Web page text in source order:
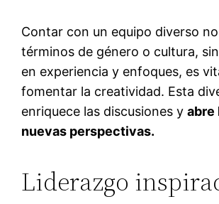
Contar con un equipo diverso
términos de género o cultura,
en experiencia y enfoques, es
fomentar la creatividad. Esta
enriquece las discusiones yabre
nuevas perspectivas.
Liderazgo